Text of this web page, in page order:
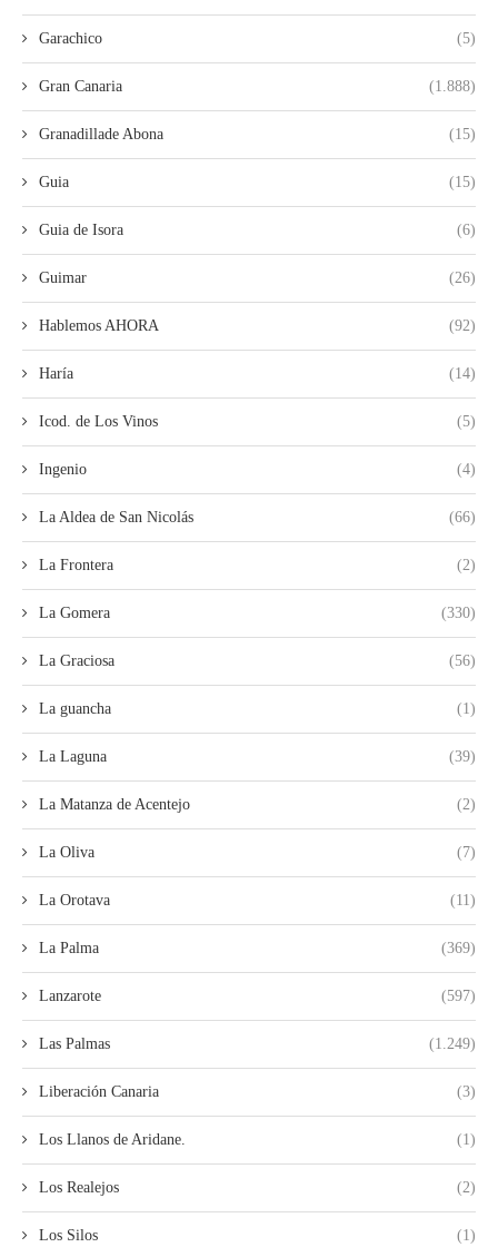
Garachico (5)
Gran Canaria (1.888)
Granadillade Abona (15)
Guia (15)
Guia de Isora (6)
Guimar (26)
Hablemos AHORA (92)
Haría (14)
Icod. de Los Vinos (5)
Ingenio (4)
La Aldea de San Nicolás (66)
La Frontera (2)
La Gomera (330)
La Graciosa (56)
La guancha (1)
La Laguna (39)
La Matanza de Acentejo (2)
La Oliva (7)
La Orotava (11)
La Palma (369)
Lanzarote (597)
Las Palmas (1.249)
Liberación Canaria (3)
Los Llanos de Aridane. (1)
Los Realejos (2)
Los Silos (1)